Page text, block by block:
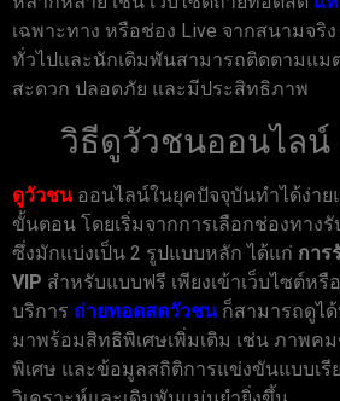
เฉพาะทาง หรือช่อง Live จากสนามจริ
ทั่วไปและนักเดิมพันสามารถติดตามแม
สะดวก ปลอดภัย และมีประสิทธิภาพ
วิธีดูวัวชนออนไลน์
ดูวัวชนออนไลน์ในยุคปัจจุบันทำได้ง่าย
ขั้นตอน โดยเริ่มจากการเลือกช่องทาง
ซึ่งมักแบ่งเป็น 2 รูปแบบหลัก ได้แก่ การ
VIP สำหรับแบบฟรี เพียงเข้าเว็บไซต์ห
บริการ ถ่ายทอดสดวัวชน ก็สามารถดูไ
มาพร้อมสิทธิพิเศษเพิ่มเติม เช่น ภาพค
พิเศษ และข้อมูลสถิติการแข่งขันแบบเรี